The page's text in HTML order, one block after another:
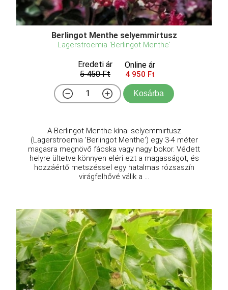
Berlingot Menthe selyemmirtusz
Lagerstroemia 'Berlingot Menthe'
Eredeti ár
5 450 Ft
Online ár
4 950 Ft
Kosárba
A Berlingot Menthe kínai selyemmirtusz
(Lagerstroemia 'Berlingot Menthe') egy 3-4 méter
magasra megnövő fácska vagy nagy bokor. Védett
helyre ültetve könnyen eléri ezt a magasságot, és
hozzáértő metszéssel egy hatalmas rózsaszín
virágfelhővé válik a ...